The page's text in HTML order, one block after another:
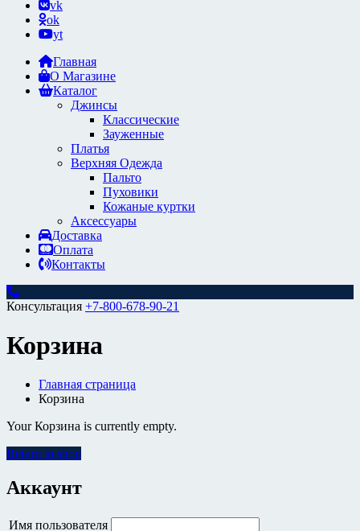
vk
ok
yt
Главная
О Магазине
Каталог
Джинсы
Классические
Зауженные
Платья
Верхняя Одежда
Пальто
Пуховики
Кожаные куртки
Аксессуары
Доставка
Оплата
Контакты
Консультация +7-800-678-90-21
Корзина
Главная страница
Корзина
Your Корзина is currently empty.
Return to shop
Аккаунт
Имя пользователя